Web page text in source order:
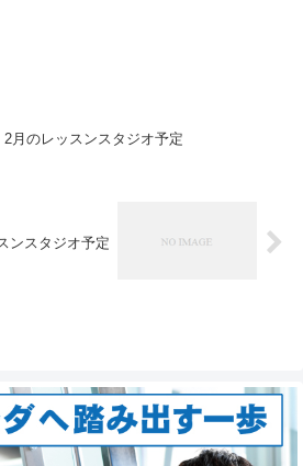
2月のレッスンスタジオ予定
ンスタジオ予定